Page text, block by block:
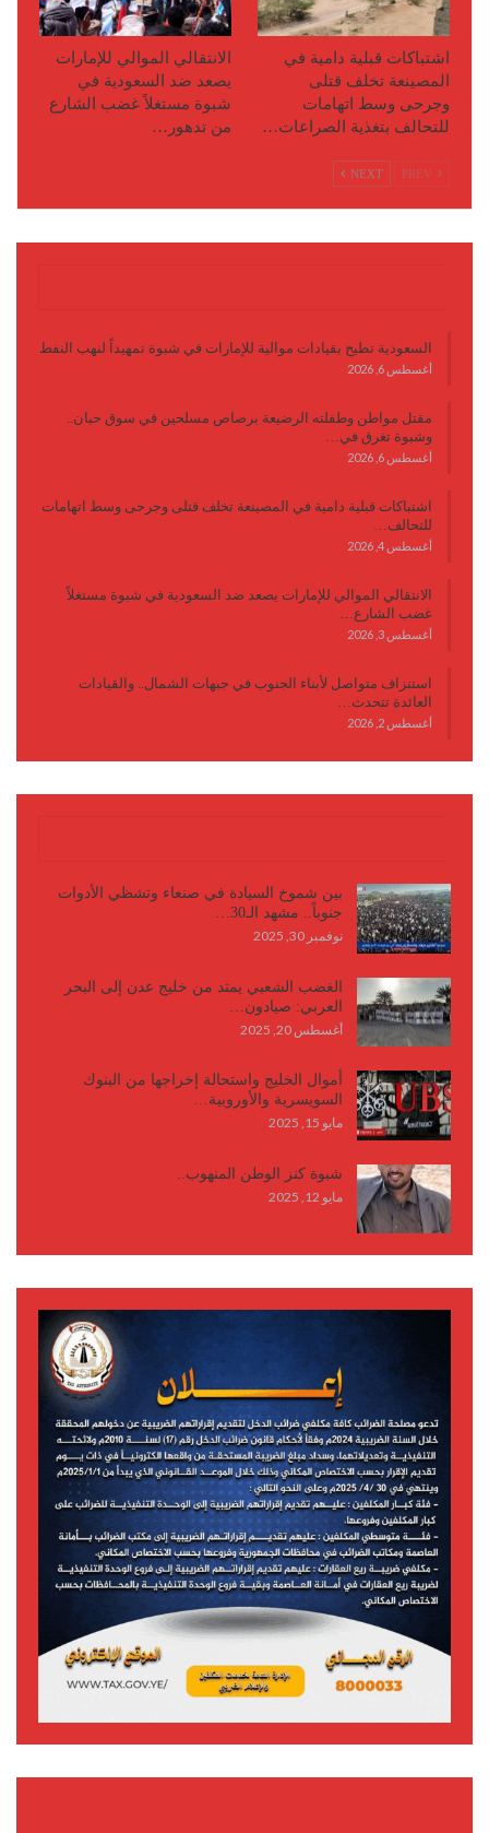
اشتباكات قبلية دامية في
المصينعة تخلف قتلى
وجرحى وسط اتهامات
للتحالف بتغذية الصراعات…
الانتقالي الموالي للإمارات
يصعد ضد السعودية في
شبوة مستغلاً غضب الشارع
من تدهور…
NEXT
السعودية تطيح بقيادات موالية للإمارات في شبوة تمهيداً لنهب النفط
أغسطس 6, 2026
مقتل مواطن وطفلته الرضيعة برصاص مسلحين في سوق حبان..
وشبوة تغرق في…
أغسطس 6, 2026
اشتباكات قبلية دامية في المصينعة تخلف قتلى وجرحى وسط اتهامات
للتحالف…
أغسطس 4, 2026
الانتقالي الموالي للإمارات يصعد ضد السعودية في شبوة مستغلاً
غضب الشارع…
أغسطس 3, 2026
استنزاف متواصل لأبناء الجنوب في جبهات الشمال.. والقيادات
العائدة تتحدث…
أغسطس 2, 2026
بين شموخ السيادة في صنعاء وتشظي الأدوات
جنوباً.. مشهد الـ30…
نوفمبر 30, 2025
الغضب الشعبي يمتد من خليج عدن إلى البحر
العربي: صيادون…
أغسطس 20, 2025
أموال الخليج واستحالة إخراجها من البنوك
السويسرية والأوروبية…
مايو 15, 2025
شبوة كنز الوطن المنهوب..
مايو 12, 2025